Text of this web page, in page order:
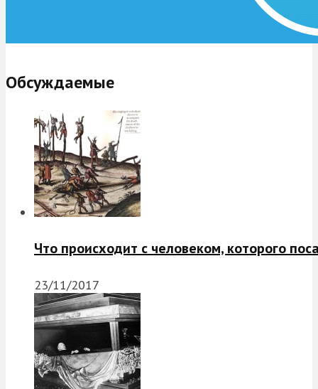
Обсуждаемые
Что происходит с человеком, которого
23/11/2017